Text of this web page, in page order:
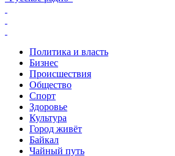
Политика и власть
Бизнес
Происшествия
Общество
Cпорт
Здоровье
Культура
Город живёт
Байкал
Чайный путь